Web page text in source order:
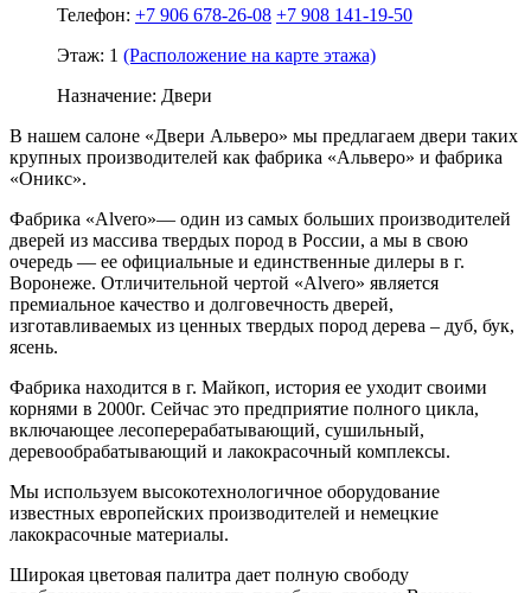
Телефон: +7 906 678-26-08 +7 908 141-19-50
Этаж: 1 (Расположение на карте этажа)
Назначение: Двери
В нашем салоне «Двери Альверо» мы предлагаем двери таких
крупных производителей как фабрика «Альверо» и фабрика
«Оникс».
Фабрика «Alvero»— один из самых больших производителей
дверей из массива твердых пород в России, а мы в свою
очередь — ее официальные и единственные дилеры в г.
Воронеже. Отличительной чертой «Alvero» является
премиальное качество и долговечность дверей,
изготавливаемых из ценных твердых пород дерева – дуб, бук,
ясень.
Фабрика находится в г. Майкоп, история ее уходит своими
корнями в 2000г. Сейчас это предприятие полного цикла,
включающее лесоперерабатывающий, сушильный,
деревообрабатывающий и лакокрасочный комплексы.
Мы используем высокотехнологичное оборудование
известных европейских производителей и немецкие
лакокрасочные материалы.
Широкая цветовая палитра дает полную свободу